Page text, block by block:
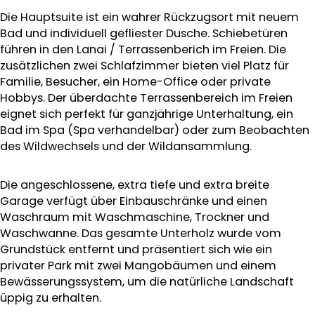
Die Hauptsuite ist ein wahrer Rückzugsort mit neuem
Bad und individuell gefliester Dusche. Schiebetüren
führen in den Lanai / Terrassenberich im Freien. Die
zusätzlichen zwei Schlafzimmer bieten viel Platz für
Familie, Besucher, ein Home-Office oder private
Hobbys. Der überdachte Terrassenbereich im Freien
eignet sich perfekt für ganzjährige Unterhaltung, ein
Bad im Spa (Spa verhandelbar) oder zum Beobachten
des Wildwechsels und der Wildansammlung.
Die angeschlossene, extra tiefe und extra breite
Garage verfügt über Einbauschränke und einen
Waschraum mit Waschmaschine, Trockner und
Waschwanne. Das gesamte Unterholz wurde vom
Grundstück entfernt und präsentiert sich wie ein
privater Park mit zwei Mangobäumen und einem
Bewässerungssystem, um die natürliche Landschaft
üppig zu erhalten.